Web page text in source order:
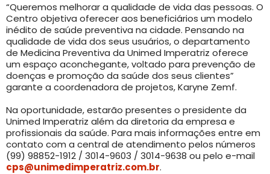
“Queremos melhorar a qualidade de vida das pessoas. O
Centro objetiva oferecer aos beneficiários um modelo
inédito de saúde preventiva na cidade. Pensando na
qualidade de vida dos seus usuários, o departamento
de Medicina Preventiva da Unimed Imperatriz oferece
um espaço aconchegante, voltado para prevenção de
doenças e promoção da saúde dos seus clientes”
garante a coordenadora de projetos, Karyne Zemf.
Na oportunidade, estarão presentes o presidente da
Unimed Imperatriz além da diretoria da empresa e
profissionais da saúde. Para mais informações entre em
contato com a central de atendimento pelos números
(99) 98852-1912 / 3014-9603 / 3014-9638 ou pelo e-mail
cps@unimedimperatriz.com.br.